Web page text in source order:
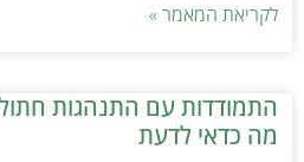
לקריאת המאמר »
התמודדות עם התנהגות
מה כדאי לדעת